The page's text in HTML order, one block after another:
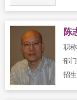
陈
职
部
招